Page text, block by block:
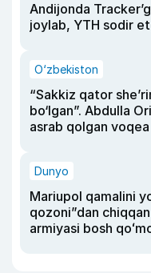
Andijonda
joylab, YTH sodir
O‘zbekiston
“Sakkiz qator
bo‘lgan”. Abdulla
asrab qolgan voqea
Dunyo
Mariupol qamalini
qozoni”dan
armiyasi bosh